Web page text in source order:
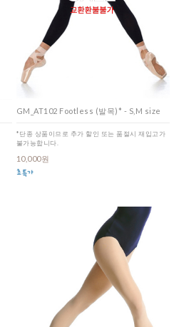
GM_AT102 Footless (발목)* - S,M size
*단종 상품이므로 추가 할인 또는 품절시 재입고가
불가능합니다.
10,000원